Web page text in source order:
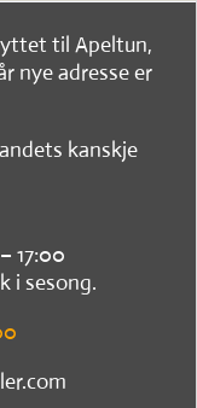
til Apeltun,
nye adresse er
kanskje
17:00
i sesong.